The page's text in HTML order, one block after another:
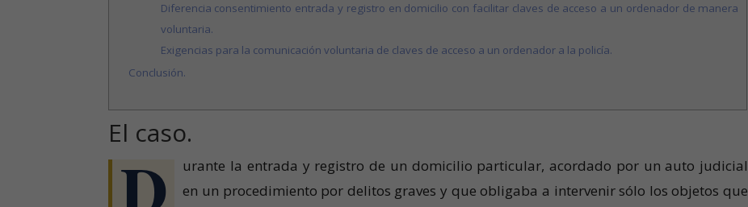
Diferencia consentimiento entrada y registro en domicilio con facilitar claves de acceso a un ordenador de manera
voluntaria.
Exigencias para la comunicación voluntaria de claves de acceso a un ordenador a la policía.
Conclusión.
El caso.
urante la entrada y registro de un domicilio particular, acordado por un auto judicial
en un procedimiento por delitos graves y que obligaba a intervenir sólo los objetos que